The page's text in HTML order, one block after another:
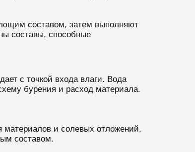
составом, затем выполняют
составы, способные
с точкой входа влаги. Вода
бурения и расход материала.
материалов и солевых отложений.
составом.